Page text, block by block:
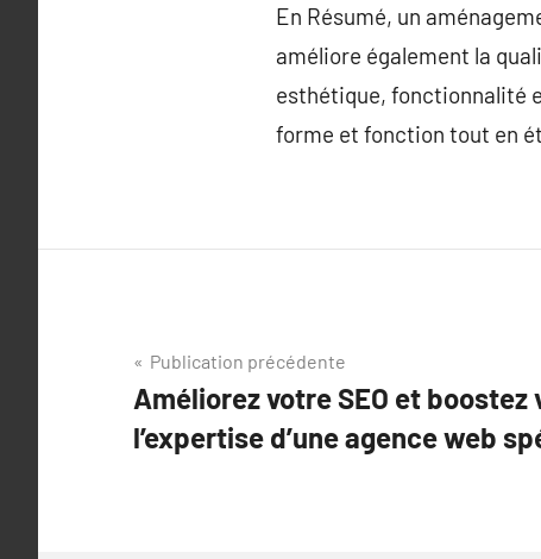
En Résumé, un
améliore également la
esthétique, fonctionnalité
forme et fonction tout en
Navigation
de
l’article
Publication précédente
Améliorez votre SEO et
l’expertise d’une agence web